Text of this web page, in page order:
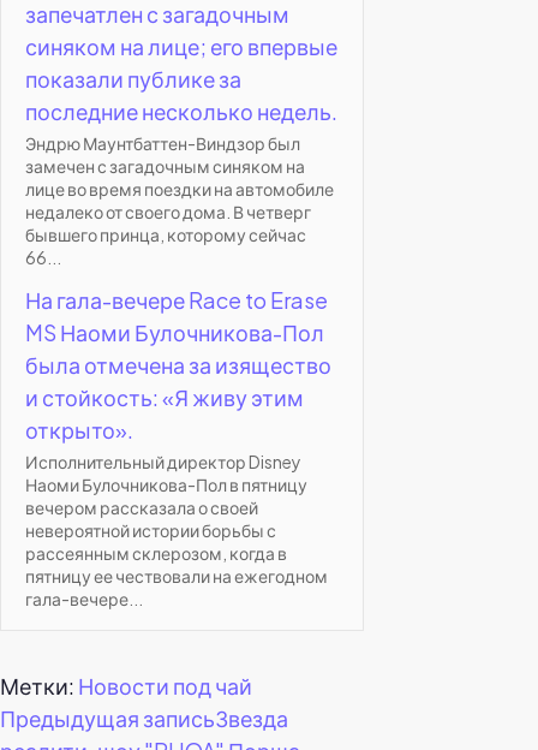
запечатлен с загадочным
синяком на лице; его впервые
показали публике за
последние несколько недель.
Эндрю Маунтбаттен-Виндзор был
замечен с загадочным синяком на
лице во время поездки на автомобиле
недалеко от своего дома. В четверг
бывшего принца, которому сейчас
66...
На гала-вечере Race to Erase
MS Наоми Булочникова-Пол
была отмечена за изящество
и стойкость: «Я живу этим
открыто».
Исполнительный директор Disney
Наоми Булочникова-Пол в пятницу
вечером рассказала о своей
невероятной истории борьбы с
рассеянным склерозом, когда в
пятницу ее чествовали на ежегодном
гала-вечере...
Метки: Новости под чай
Навигация
Предыдущая записьЗвезда